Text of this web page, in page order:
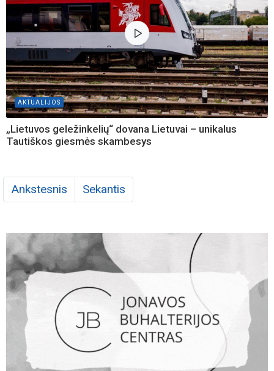
AKTUALIJOS
„Lietuvos geležinkelių“ dovana Lietuvai – unikalus
Tautiškos giesmės skambesys
Ankstesnis Sekantis